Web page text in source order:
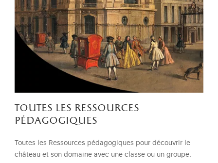
toutes les ressources
pédagogiques
Toutes les Ressources pédagogiques pour découvrir le
château et son domaine avec une classe ou un groupe.